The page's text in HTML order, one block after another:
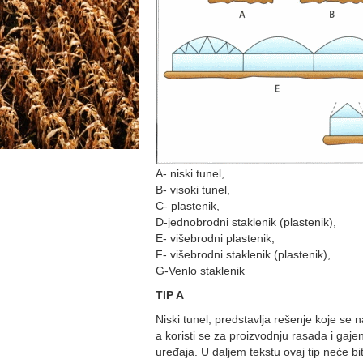
A- niski tunel,
B- visoki tunel,
C- plastenik,
D-jednobrodni staklenik (plastenik),
E- višebrodni plastenik,
F- višebrodni staklenik (plastenik),
G-Venlo staklenik
TIP A
Niski tunel, predstavlja rešenje koje se
a koristi se za proizvodnju rasada i
uređaja. U daljem tekstu ovaj tip neće